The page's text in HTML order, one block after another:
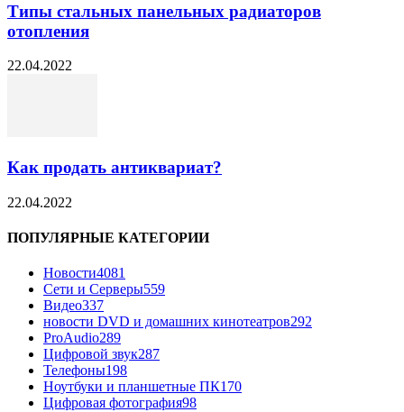
Типы стальных панельных радиаторов
отопления
22.04.2022
Как продать антиквариат?
22.04.2022
ПОПУЛЯРНЫЕ КАТЕГОРИИ
Новости4081
Сети и Серверы559
Видео337
новости DVD и домашних кинотеатров292
ProAudio289
Цифровой звук287
Телефоны198
Ноутбуки и планшетные ПК170
Цифровая фотография98